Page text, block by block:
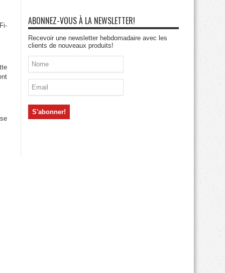
ABONNEZ-VOUS À LA NEWSLETTER!
Recevoir une newsletter hebdomadaire avec les
clients de nouveaux produits!